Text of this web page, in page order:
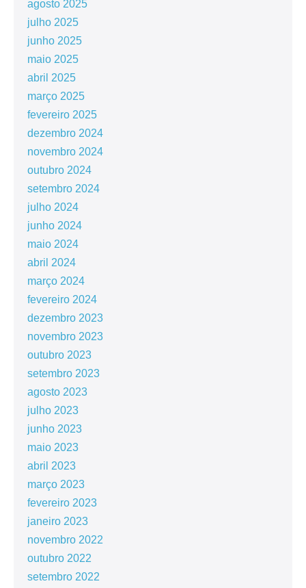
agosto 2025
julho 2025
junho 2025
maio 2025
abril 2025
março 2025
fevereiro 2025
dezembro 2024
novembro 2024
outubro 2024
setembro 2024
julho 2024
junho 2024
maio 2024
abril 2024
março 2024
fevereiro 2024
dezembro 2023
novembro 2023
outubro 2023
setembro 2023
agosto 2023
julho 2023
junho 2023
maio 2023
abril 2023
março 2023
fevereiro 2023
janeiro 2023
novembro 2022
outubro 2022
setembro 2022